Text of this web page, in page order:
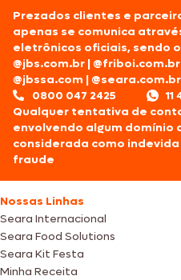
Prezados clientes e
apenas se comunica
eletrônicos oficiais, sendo
@jbs.com.br |@friboi.com.br
@jbssa.com |@seara.com.br
0800 047 2425
Qualquer tentativa de
envolvendo algum
considerada como
fraude
Nossas Linhas
Seara Internacional
Seara Food Solutions
Seara Kit Festa
Minha Receita